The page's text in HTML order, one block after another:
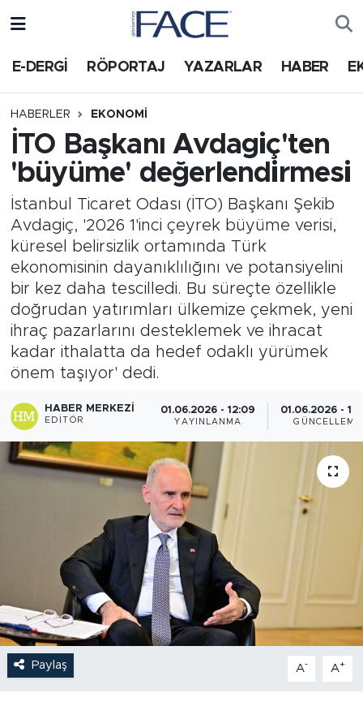
E-DERGİ RÖPORTAJ YAZARLAR HABER
HABERLER EKONOMI
İTO Başkanı Avdagiç'ten
'büyüme' değerlendirmesi
İstanbul Ticaret Odası (İTO) Başkanı Şekib
Avdagiç, '2026 1'inci çeyrek büyüme verisi,
küresel belirsizlik ortamında Türk
ekonomisinin dayanıklılığını ve potansiyelini
bir kez daha tescilledi. Bu süreçte özellikle
doğrudan yatırımları ülkemize çekmek, yeni
ihraç pazarlarını desteklemek ve ihracat
kadar ithalatta da hedef odaklı yürümek
önem taşıyor' dedi.
HABER MERKEZI
EDITÖR
01.06.2026 - 12:09
YAYINLANMA
01.06.2026 -
GÜNCELLEME
Paylaş A- A+
HABER
Nöbetçi Eczaneler
Trafik Durumu
Süper Lig Puan Durumu ve Fikstür
Tüm Manşetler
Son Dakika Haberleri
Haber Arşivi